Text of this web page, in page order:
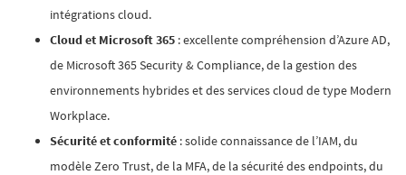
intégrations cloud.
Cloud et Microsoft 365 : excellente compréhension d’Azure AD,
de Microsoft 365 Security & Compliance, de la gestion des
environnements hybrides et des services cloud de type Modern
Workplace.
Sécurité et conformité : solide connaissance de l’IAM, du
modèle Zero Trust, de la MFA, de la sécurité des endpoints, du